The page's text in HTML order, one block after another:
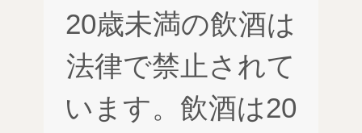
20歳未満の飲酒は
法律で禁止されて
います。飲酒は20